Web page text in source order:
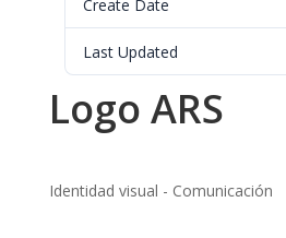
Create Date
Last Updated
Logo ARS
Identidad visual - Comunicación